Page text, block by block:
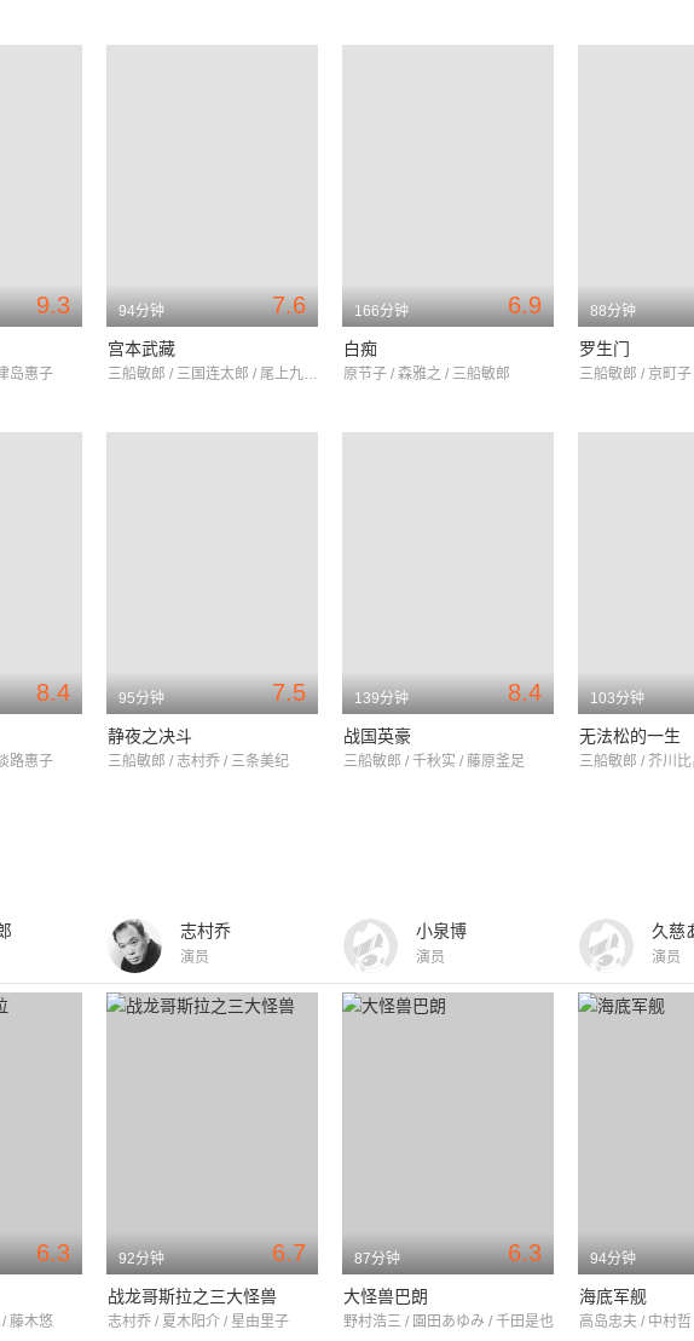
9.3
岛惠子
7.6
94分钟
宫本武藏
三船敏郎 / 三国连太郎 / 尾上九朗右卫门
6.9
166分钟
白痴
原节子 / 森雅之 / 三船敏郎
88分钟
罗生门
三船敏郎 / 京町
8.4
路惠子
7.5
95分钟
静夜之决斗
三船敏郎 / 志村乔 / 三条美纪
8.4
139分钟
战国英豪
三船敏郎 / 千秋实 / 藤原釜足
103分钟
无法松的一生
三船敏郎 / 芥川
志村乔
演员
小泉博
演员
久慈
演员
6.3
藤木悠
6.7
92分钟
战龙哥斯拉之三大怪兽
志村乔 / 夏木阳介 / 星由里子
6.3
87分钟
大怪兽巴朗
野村浩三 / 園田あゆみ / 千田是也
94分钟
海底军舰
高岛忠夫 / 中村